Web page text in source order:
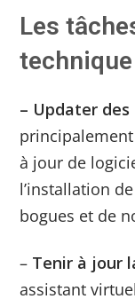
Les
technique
– Updater des
à jour de
l’installation
bogues et de
– Tenir à jour
assistant